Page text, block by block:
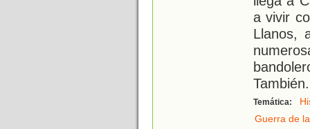
a vivir
Llanos,
También
Temática:
Guerra de